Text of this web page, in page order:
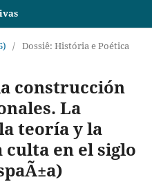
/ Dossiê: História e Poética
construcción
La
teoría y la
en el siglo